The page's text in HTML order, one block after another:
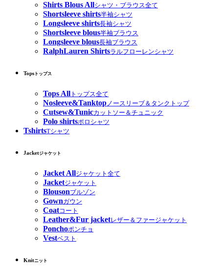
Shirts Blous Allシャツ・ブラウス全て
Shortsleeve shirts半袖シャツ
Longsleeve shirts長袖シャツ
Shortsleeve blous半袖ブラウス
Longsleeve blous長袖ブラウス
RalphLauren Shirtsラルフローレンシャツ
Tops トップス
Tops All トップス全て
Nosleeve&Tanktopノースリーブ＆タンクトップ
Cutsew&Tunicカットソー＆チュニック
Polo shirtsポロシャツ
TshirtsTシャツ
Jacketジャケット
Jacket Allジャケット全て
Jacketジャケット
Blousonブルゾン
Gownガウン
Coatコート
Leather&Fur jacketレザー＆ファージャケット
Ponchoポンチョ
Vestベスト
Knitニット